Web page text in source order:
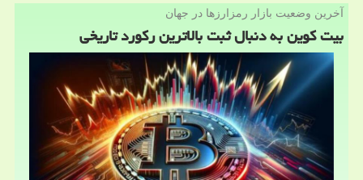
آخرین وضعیت بازار رمزارزها در جهان
بیت کوین به دنبال ثبت بالاترین رکورد تاریخی